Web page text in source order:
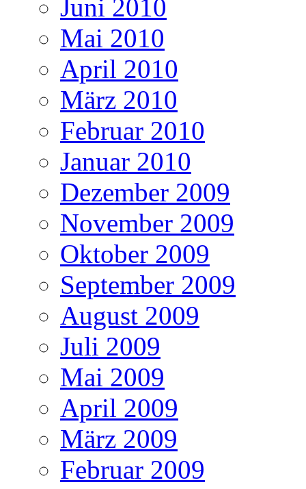
Juni 2010
Mai 2010
April 2010
März 2010
Februar 2010
Januar 2010
Dezember 2009
November 2009
Oktober 2009
September 2009
August 2009
Juli 2009
Mai 2009
April 2009
März 2009
Februar 2009